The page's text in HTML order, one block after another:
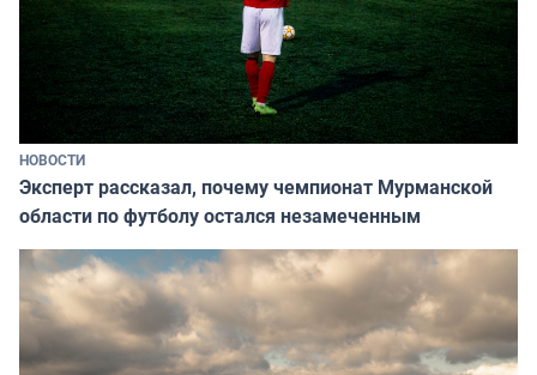
НОВОСТИ
Эксперт рассказал, почему чемпионат Мурманской
области по футболу остался незамеченным